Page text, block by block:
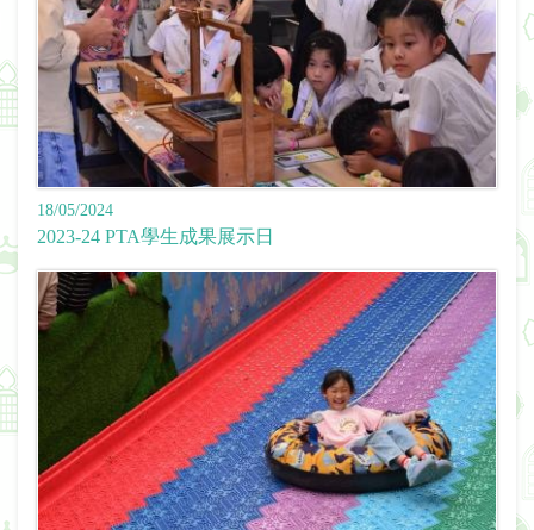
18/05/2024
2023-24 PTA學生成果展示日